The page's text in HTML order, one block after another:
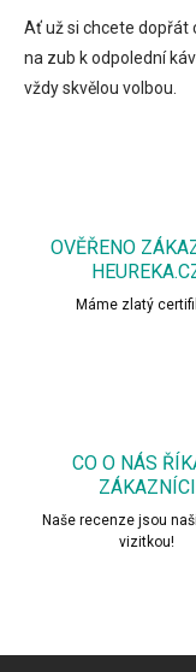
Ať už si chcete dopřát
na zub k odpolední
vždy skvělou volbou.
OVĚŘENO
Máme zlatý
CO O NÁS
ZÁKAZNÍCI
Naše recenze jsou
vizitkou!